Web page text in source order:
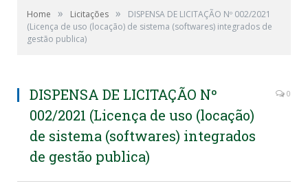
Home » Licitações »
DISPENSA DE LICITAÇÃO Nº 002/2021
(Licença de uso (locação) de sistema (softwares) integrados de
gestão publica)
DISPENSA DE LICITAÇÃO Nº
002/2021 (Licença de uso (locação)
de sistema (softwares) integrados
de gestão publica)
0